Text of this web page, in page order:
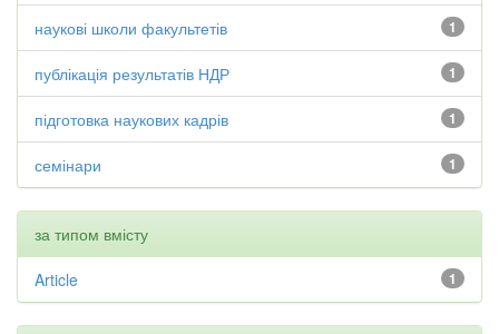
1
наукові школи факультетів
1
публікація результатів НДР
1
підготовка наукових кадрів
1
семінари
за типом вмісту
1
Article